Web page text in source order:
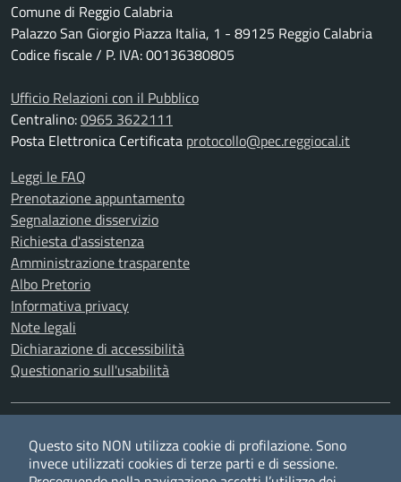
Comune di Reggio Calabria
Palazzo San Giorgio Piazza Italia, 1 - 89125 Reggio Calabria
Codice fiscale / P. IVA: 00136380805
Ufficio Relazioni con il Pubblico
Centralino:0965 3622111
Posta Elettronica Certificata protocollo@pec.reggiocal.it
Leggi le FAQ
Prenotazione appuntamento
Segnalazione disservizio
Richiesta d'assistenza
Amministrazione trasparente
Albo Pretorio
Informativa privacy
Note legali
Dichiarazione di accessibilità
Questionario sull'usabilità
TwitterFacebookYouTubeRSS
Questo sito NON utilizza cookie di profilazione. Sono
invece utilizzati cookies di terze parti e di sessione.